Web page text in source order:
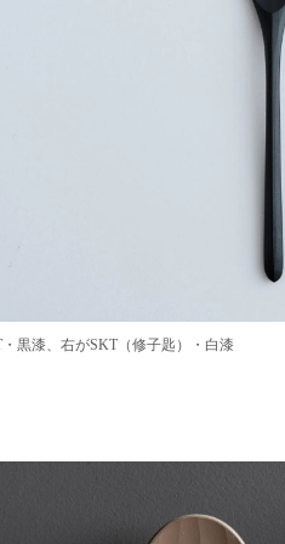
黒漆、右がSKT（修子匙）・白漆